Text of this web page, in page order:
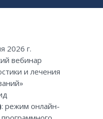
2026 г.
вебинар
и лечения
: режим онлайн-